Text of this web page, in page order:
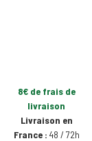
8€ de frais de
livraison
Livraison en
France : 48 / 72h